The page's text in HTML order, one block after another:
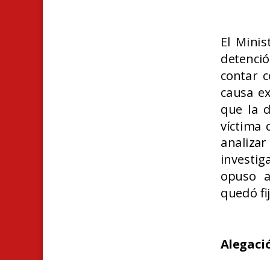
El
contar
causa
que la
víctima
opuso
quedó